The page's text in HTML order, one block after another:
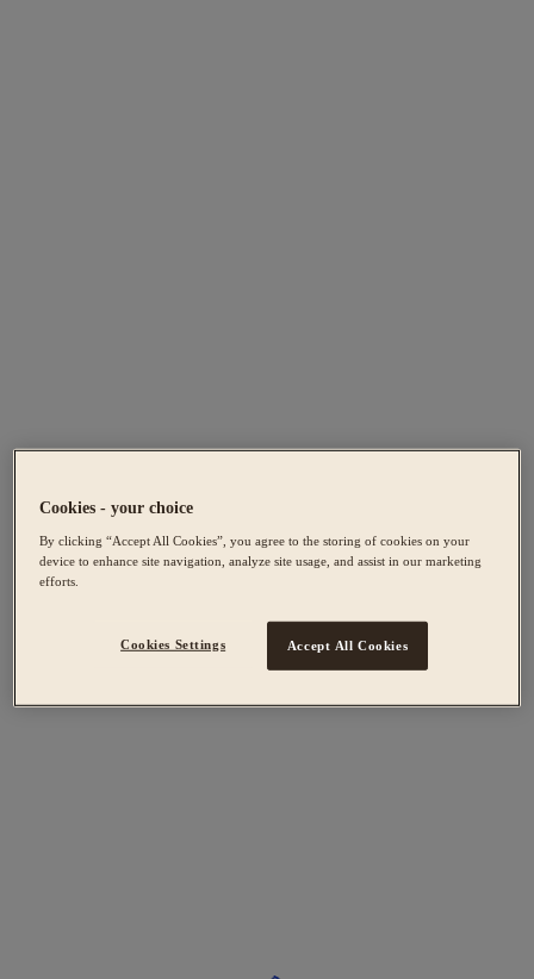
Cookies - your choice
By clicking “Accept All Cookies”, you agree to the storing of cookies on your
device to enhance site navigation, analyze site usage, and assist in our marketing
efforts.
Cookies Settings Accept All Cookies